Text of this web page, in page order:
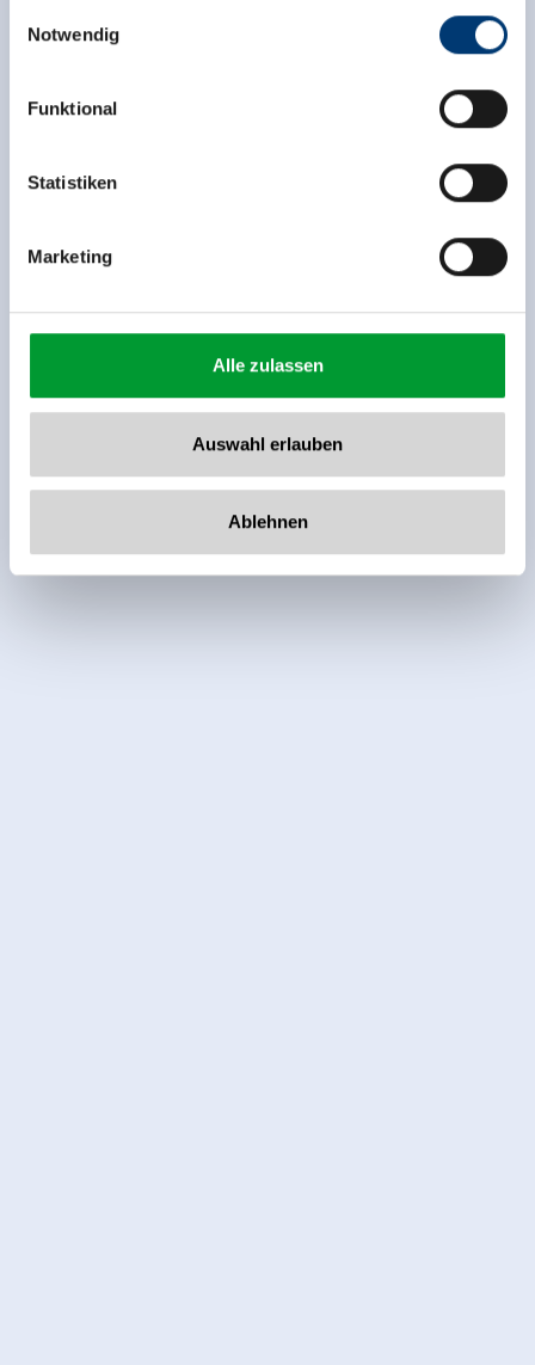
Rohr 23// A-6280 Zell am Ziller
www.zillertalarena.com
Notwendig
Funktional
Statistiken
Marketing
Alle zulassen
Auswahl erlauben
Ablehnen
Onafhankelijke beoordelingen van de andere
berekent een gemiddelde van de